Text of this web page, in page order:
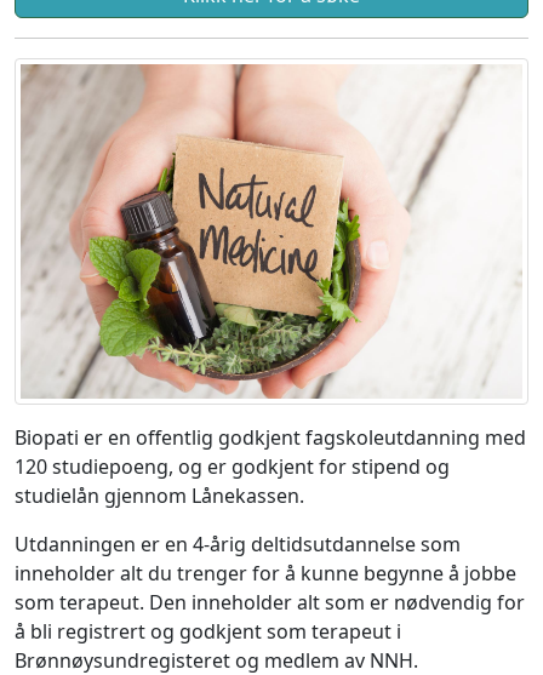
Biopati er en offentlig godkjent fagskoleutdanning med
120 studiepoeng, og er godkjent for stipend og
studielån gjennom Lånekassen.
Utdanningen er en 4-årig deltidsutdannelse som
inneholder alt du trenger for å kunne begynne å jobbe
som terapeut. Den inneholder alt som er nødvendig for
å bli registrert og godkjent som terapeut i
Brønnøysundregisteret og medlem av NNH.